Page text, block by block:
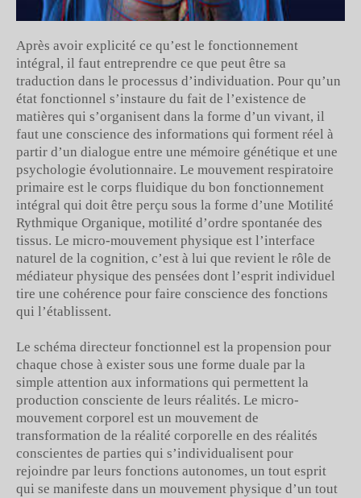
Après avoir explicité ce qu’est le fonctionnement
intégral, il faut entreprendre ce que peut être sa
traduction dans le processus d’individuation. Pour qu’un
état fonctionnel s’instaure du fait de l’existence de
matières qui s’organisent dans la forme d’un vivant, il
faut une conscience des informations qui forment réel à
partir d’un dialogue entre une mémoire génétique et une
psychologie évolutionnaire. Le mouvement respiratoire
primaire est le corps fluidique du bon fonctionnement
intégral qui doit être perçu sous la forme d’une Motilité
Rythmique Organique, motilité d’ordre spontanée des
tissus. Le micro-mouvement physique est l’interface
naturel de la cognition, c’est à lui que revient le rôle de
médiateur physique des pensées dont l’esprit individuel
tire une cohérence pour faire conscience des fonctions
qui l’établissent.
Le schéma directeur fonctionnel est la propension pour
chaque chose à exister sous une forme duale par la
simple attention aux informations qui permettent la
production consciente de leurs réalités. Le micro-
mouvement corporel est un mouvement de
transformation de la réalité corporelle en des réalités
conscientes de parties qui s’individualisent pour
rejoindre par leurs fonctions autonomes, un tout esprit
qui se manifeste dans un mouvement physique d’un tout